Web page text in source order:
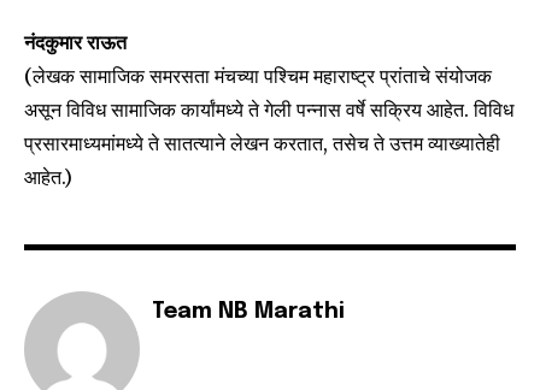
नंदकुमार राऊत
(लेखक सामाजिक समरसता मंचच्या पश्चिम महाराष्ट्र प्रांताचे संयोजक
असून विविध सामाजिक कार्यांमध्ये ते गेली पन्नास वर्षे सक्रिय आहेत. विविध
प्रसारमाध्यमांमध्ये ते सातत्याने लेखन करतात, तसेच ते उत्तम व्याख्यातेही
आहेत.)
Team NB Marathi